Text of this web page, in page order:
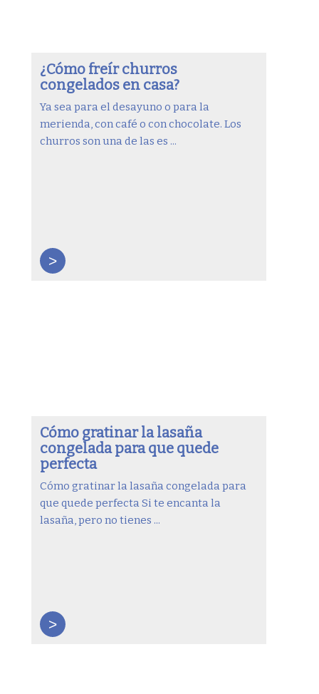
¿Cómo freír churros
congelados en casa?
Ya sea para el desayuno o para la
merienda, con café o con chocolate. Los
churros son una de las es ...
>
Cómo gratinar la lasaña
congelada para que quede
perfecta
Cómo gratinar la lasaña congelada para
que quede perfecta Si te encanta la
lasaña, pero no tienes ...
>